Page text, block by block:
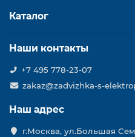
Каталог
Наши контакты
+7 495 778-23-07
zakaz@zadvizhka-s-
Наш адрес
г.Москва, ул.Большая